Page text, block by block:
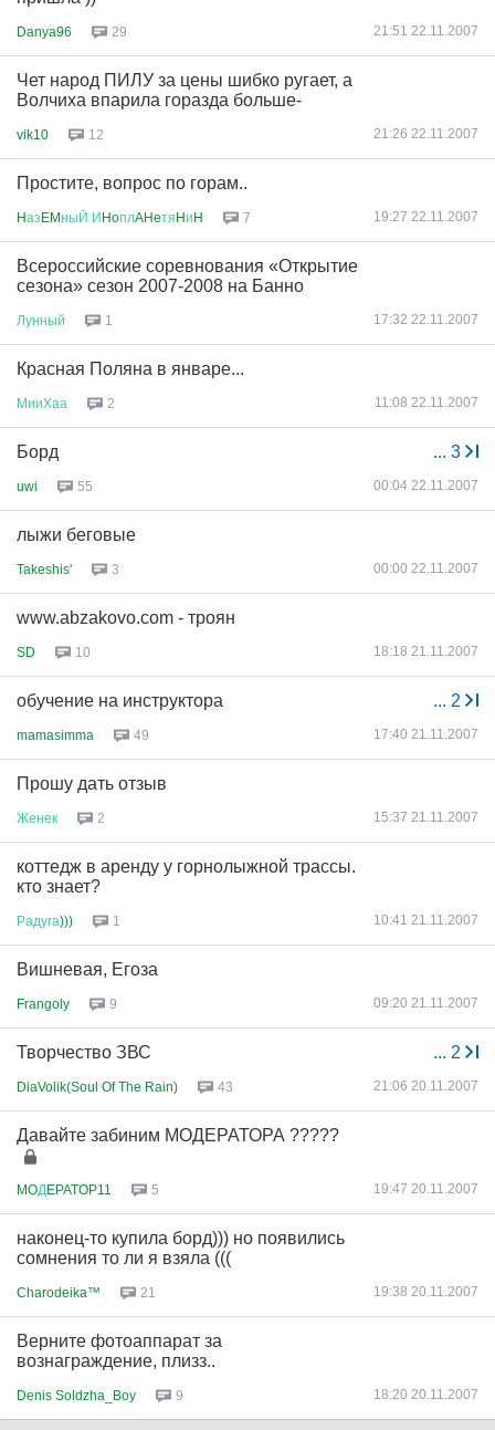
Danya96 29 21:51 22.11.2007
Чет народ ПИЛУ за цены шибко ругает, а
Волчиха впарила горазда больше-
vik10 12 21:26 22.11.2007
Простите, вопрос по горам..
HазEMныЙ ИHoплAHeтяHиH 7 19:27 22.11.2007
Всероссийские соревнования «Открытие
сезона» сезон 2007-2008 на Банно
Лунный 1 17:32 22.11.2007
Красная Поляна в январе...
МииХаа 2 11:08 22.11.2007
... 3
Борд
uwi 55 00:04 22.11.2007
лыжи беговые
Takeshis' 3 00:00 22.11.2007
www.abzakovo.com - троян
SD 10 18:18 21.11.2007
... 2
обучение на инструктора
mamasimma 49 17:40 21.11.2007
Прошу дать отзыв
Женек 2 15:37 21.11.2007
коттедж в аренду у горнолыжной трассы.
кто знает?
Радуга))) 1 10:41 21.11.2007
Вишневая, Егоза
Frangoly 9 09:20 21.11.2007
... 2
Творчество ЗВС
DiaVolik(Soul Of The Rain) 43 21:06 20.11.2007
Давайте забиним МОДЕРАТОРА ?????
MOДEPATOP11 5 19:47 20.11.2007
наконец-то купила борд))) но появились
сомнения то ли я взяла (((
Charodeika™ 21 19:38 20.11.2007
Верните фотоаппарат за
вознаграждение, плизз..
Denis Soldzha_Boy 9 18:20 20.11.2007